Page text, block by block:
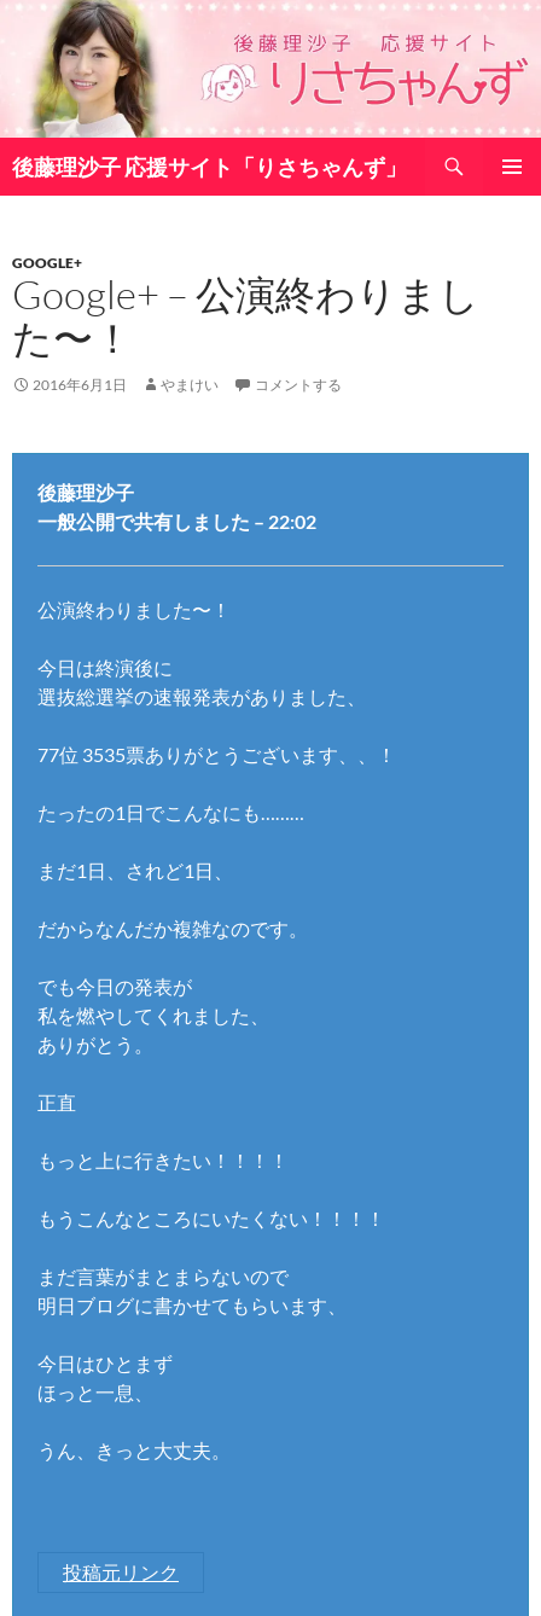
ツ
へ
ス
プ
後藤理沙子 応援サイト「りさちゃんず」
索
GOOGLE+
Google+ – 公演終わりまし
た〜！
2016年6月1日 やまけい コメントする
後藤理沙子
一般公開で共有しました – 22:02
公演終わりました〜！
今日は終演後に
選抜総選挙の速報発表がありました、
77位 3535票ありがとうございます、、！
たったの1日でこんなにも………
まだ1日、されど1日、
だからなんだか複雑なのです。
でも今日の発表が
私を燃やしてくれました、
ありがとう。
正直
もっと上に行きたい！！！！
もうこんなところにいたくない！！！！
まだ言葉がまとまらないので
明日ブログに書かせてもらいます、
今日はひとまず
ほっと一息、
うん、きっと大丈夫。
投稿元リンク